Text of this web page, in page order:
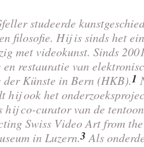
studeerde
filosofie. Hij is sinds het
met videokunst. Sinds
restauratie van
der Künste in Bern (HKB).1
hij ook het
hij co-curator van de
Swiss Video Art from
in Luzern.3 Als